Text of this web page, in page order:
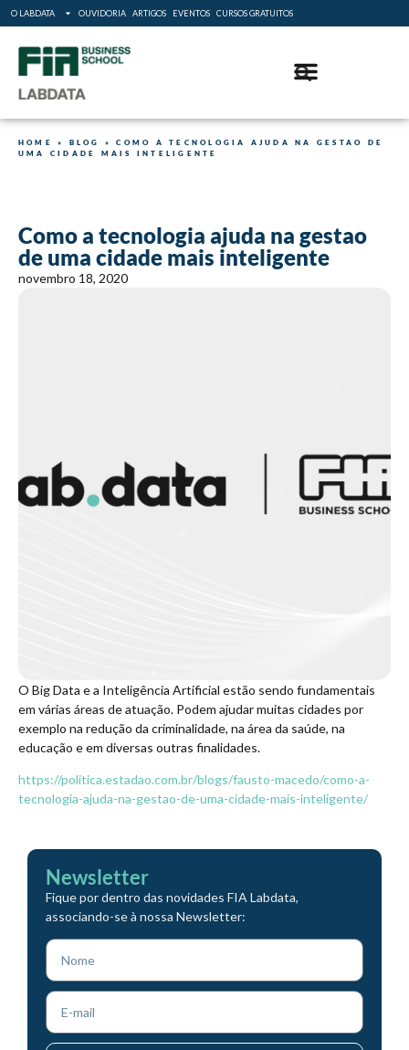
O LABDATA OUVIDORIA ARTIGOS EVENTOS CURSOS GRATUITOS
HOME » BLOG »COMO A TECNOLOGIA AJUDA NA GESTAO DE
UMA CIDADE MAIS INTELIGENTE
Como a tecnologia ajuda na gestao
de uma cidade mais inteligente
novembro 18, 2020
O Big Data e a Inteligência Artificial estão sendo fundamentais
em várias áreas de atuação. Podem ajudar muitas cidades por
exemplo na redução da criminalidade, na área da saúde, na
educação e em diversas outras finalidades.
https://politica.estadao.com.br/blogs/fausto-macedo/como-a-
tecnologia-ajuda-na-gestao-de-uma-cidade-mais-inteligente/
Newsletter
Fique por dentro das novidades FIA Labdata,
associando-se à nossa Newsletter: